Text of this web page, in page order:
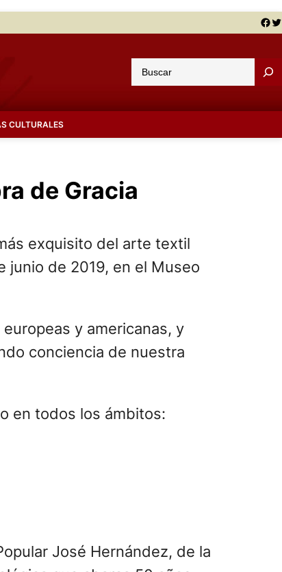
Facebook Twitter
u
a
CULTURALES
de Gracia
exquisito del arte textil
junio de 2019, en el Museo
y americanas, y
conciencia de nuestra
en todos los ámbitos:
José Hernández, de la